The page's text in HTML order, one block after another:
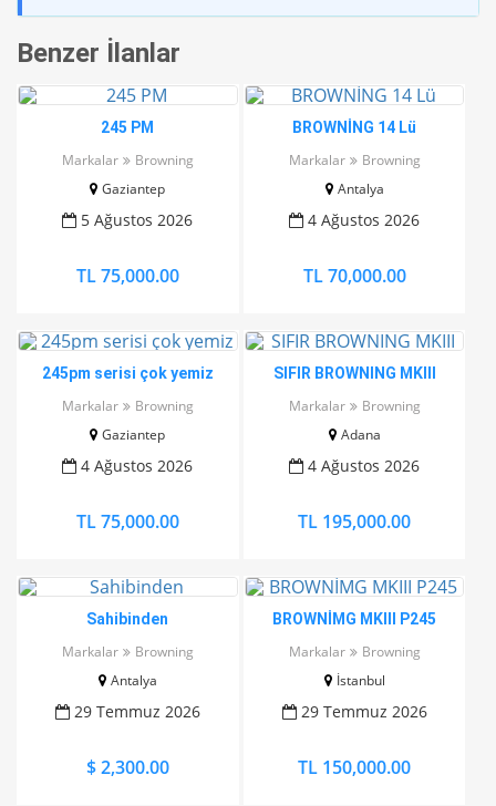
Benzer İlanlar
245 PM
Markalar
Browning
Gaziantep
5 Ağustos 2026
TL 75,000.00
BROWNİNG 14 Lü
Markalar
Browning
Antalya
4 Ağustos 2026
TL 70,000.00
245pm serisi çok yemiz
Markalar
Browning
Gaziantep
4 Ağustos 2026
TL 75,000.00
SIFIR BROWNING MKIII
Markalar
Browning
Adana
4 Ağustos 2026
TL 195,000.00
Sahibinden
Markalar
Browning
Antalya
29 Temmuz 2026
$ 2,300.00
BROWNİMG MKIII P245
Markalar
Browning
İstanbul
29 Temmuz 2026
TL 150,000.00